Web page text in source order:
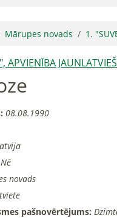
Mārupes novads 1.
APVIENĪBA
08.08.1990
Nē
novads
pašnovērtējums: